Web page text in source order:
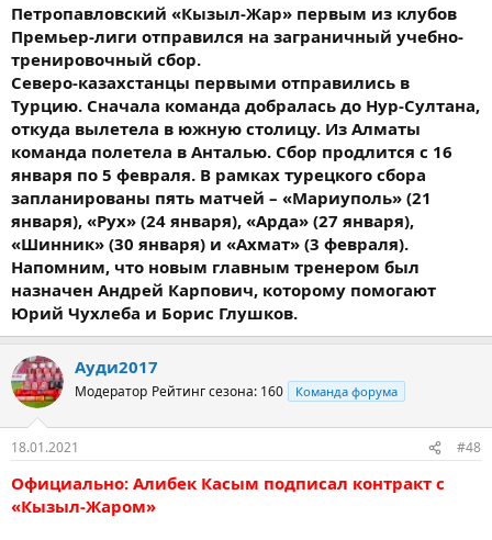
Петропавловский «Кызыл-Жар» первым из клубов
Премьер-лиги отправился на заграничный учебно-
тренировочный сбор.
Северо-казахстанцы первыми отправились в
Турцию. Сначала команда добралась до Нур-Султана,
откуда вылетела в южную столицу. Из Алматы
команда полетела в Анталью. Сбор продлится с 16
января по 5 февраля. В рамках турецкого сбора
запланированы пять матчей – «Мариуполь» (21
января), «Рух» (24 января), «Арда» (27 января),
«Шинник» (30 января) и «Ахмат» (3 февраля).
Напомним, что новым главным тренером был
назначен Андрей Карпович, которому помогают
Юрий Чухлеба и Борис Глушков.
Ауди2017
Модератор Рейтинг сезона: 160 Команда форума
18.01.2021 #48
Официально: Алибек Касым подписал контракт с
«Кызыл-Жаром»